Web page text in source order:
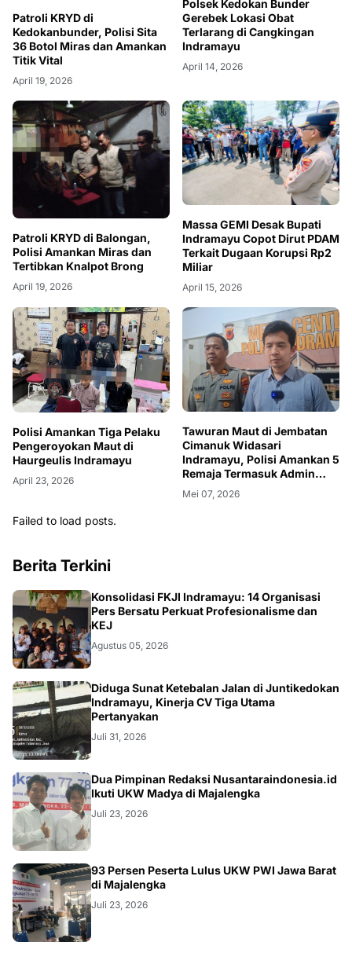
Patroli KRYD di
Kedokanbunder, Polisi Sita
36 Botol Miras dan Amankan
Titik Vital
April 19, 2026
Polsek Kedokan Bunder
Gerebek Lokasi Obat
Terlarang di Cangkingan
Indramayu
April 14, 2026
Patroli KRYD di Balongan,
Polisi Amankan Miras dan
Tertibkan Knalpot Brong
April 19, 2026
Massa GEMI Desak Bupati
Indramayu Copot Dirut PDAM
Terkait Dugaan Korupsi Rp2
Miliar
April 15, 2026
Polisi Amankan Tiga Pelaku
Pengeroyokan Maut di
Haurgeulis Indramayu
April 23, 2026
Tawuran Maut di Jembatan
Cimanuk Widasari
Indramayu, Polisi Amankan 5
Remaja Termasuk Admin
Kelompok
Mei 07, 2026
Failed to load posts.
Berita Terkini
Konsolidasi FKJI Indramayu: 14 Organisasi
Pers Bersatu Perkuat Profesionalisme dan
KEJ
Agustus 05, 2026
KRIMINAL
Diduga Sunat Ketebalan Jalan di Juntikedokan
Indramayu, Kinerja CV Tiga Utama
Pertanyakan
Juli 31, 2026
Dua Pimpinan Redaksi Nusantaraindonesia.id
Ikuti UKW Madya di Majalengka
Juli 23, 2026
93 Persen Peserta Lulus UKW PWI Jawa Barat
di Majalengka
Juli 23, 2026